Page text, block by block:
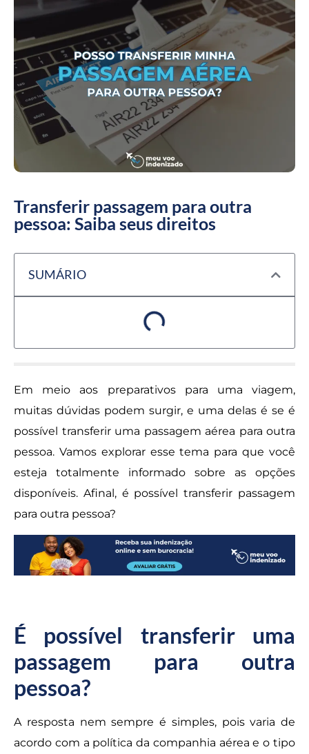
Transferir passagem para outra
pessoa: Saiba seus direitos
SUMÁRIO
Em meio aos preparativos para uma viagem,
muitas dúvidas podem surgir, e uma delas é se é
possível transferir uma passagem aérea para outra
pessoa. Vamos explorar esse tema para que você
esteja totalmente informado sobre as opções
disponíveis. Afinal, é possível transferir passagem
para outra pessoa?
É possível transferir uma
passagem para outra
pessoa?
A resposta nem sempre é simples, pois varia de
acordo com a política da companhia aérea e o tipo